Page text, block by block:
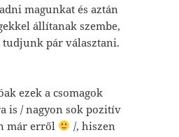
magunkat és aztán
állítanak szembe,
tudjunk pár választani.
ezek a csomagok
is / nagyon sok pozitív
már erről
/, hiszen